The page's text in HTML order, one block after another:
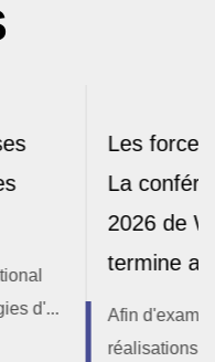
Xincheng
Cable se
exhaustive les
du premier